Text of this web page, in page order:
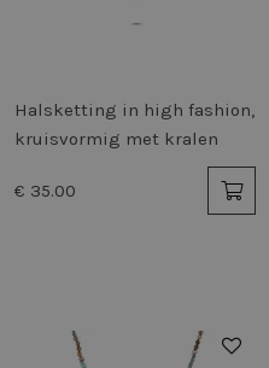
Halsketting in high fashion,
kruisvormig met kralen
€ 35.00